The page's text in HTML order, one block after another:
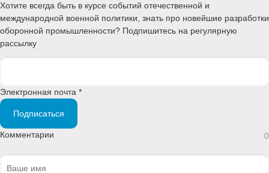
Хотите всегда быть в курсе событий отечественной и
международной военной политики, знать про новейшие разработки
оборонной промышленности? Подпишитесь на регулярную
рассылку
Электронная почта *
Подписаться
Комментарии 0